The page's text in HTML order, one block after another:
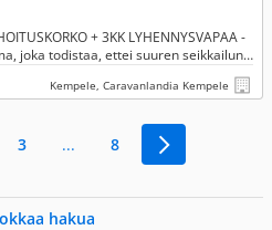
+ 3KK LYHENNYSVAPAA -
joka todistaa, ettei suuren seikkailun
vaunua!
Kempele, Caravanlandia Kempele
3 ... 8
hakua